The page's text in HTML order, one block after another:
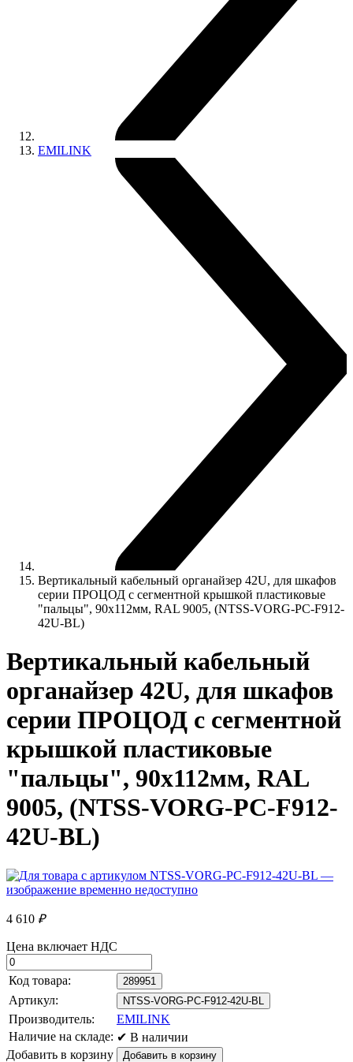
EMILINK
Вертикальный кабельный органайзер 42U, для шкафов
серии ПРОЦОД с сегментной крышкой пластиковые
"пальцы", 90x112мм, RAL 9005, (NTSS-VORG-PC-F912-
42U-BL)
Вертикальный кабельный
органайзер 42U, для шкафов
серии ПРОЦОД с сегментной
крышкой пластиковые
"пальцы", 90x112мм, RAL
9005, (NTSS-VORG-PC-F912-
42U-BL)
4 610 ₽
Цена включает НДС
Код товара: 289951
Артикул: NTSS-VORG-PC-F912-42U-BL
Производитель:
EMILINK
Наличие на складе: ✔ В наличии
Добавить в корзину